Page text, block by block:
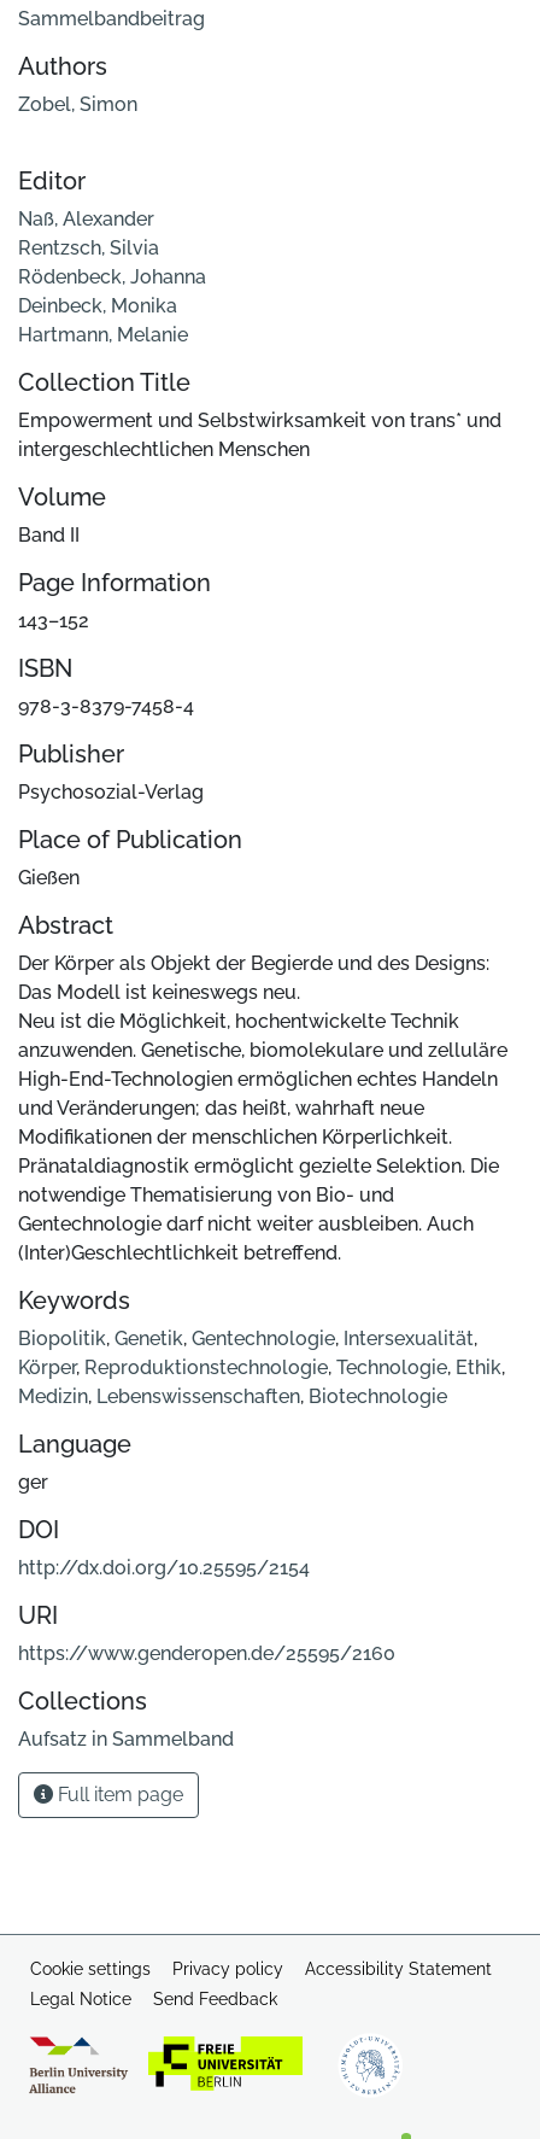
Sammelbandbeitrag
Authors
Zobel, Simon
Editor
Naß, Alexander
Rentzsch, Silvia
Rödenbeck, Johanna
Deinbeck, Monika
Hartmann, Melanie
Collection Title
Empowerment und Selbstwirksamkeit von trans* und
intergeschlechtlichen Menschen
Volume
Band II
Page Information
143–152
ISBN
978-3-8379-7458-4
Publisher
Psychosozial-Verlag
Place of Publication
Gießen
Abstract
Der Körper als Objekt der Begierde und des Designs:
Das Modell ist keineswegs neu.
Neu ist die Möglichkeit, hochentwickelte Technik
anzuwenden. Genetische, biomolekulare und zelluläre
High-End-Technologien ermöglichen echtes Handeln
und Veränderungen; das heißt, wahrhaft neue
Modifikationen der menschlichen Körperlichkeit.
Pränataldiagnostik ermöglicht gezielte Selektion. Die
notwendige Thematisierung von Bio- und
Gentechnologie darf nicht weiter ausbleiben. Auch
(Inter)Geschlechtlichkeit betreffend.
Keywords
Biopolitik, Genetik, Gentechnologie, Intersexualität,
Körper, Reproduktionstechnologie, Technologie, Ethik,
Medizin, Lebenswissenschaften, Biotechnologie
Language
ger
DOI
http://dx.doi.org/10.25595/2154
URI
https://www.genderopen.de/25595/2160
Collections
Aufsatz in Sammelband
Full item page
Cookie settings Privacy policy
Accessibility Statement
Legal Notice
Send Feedback